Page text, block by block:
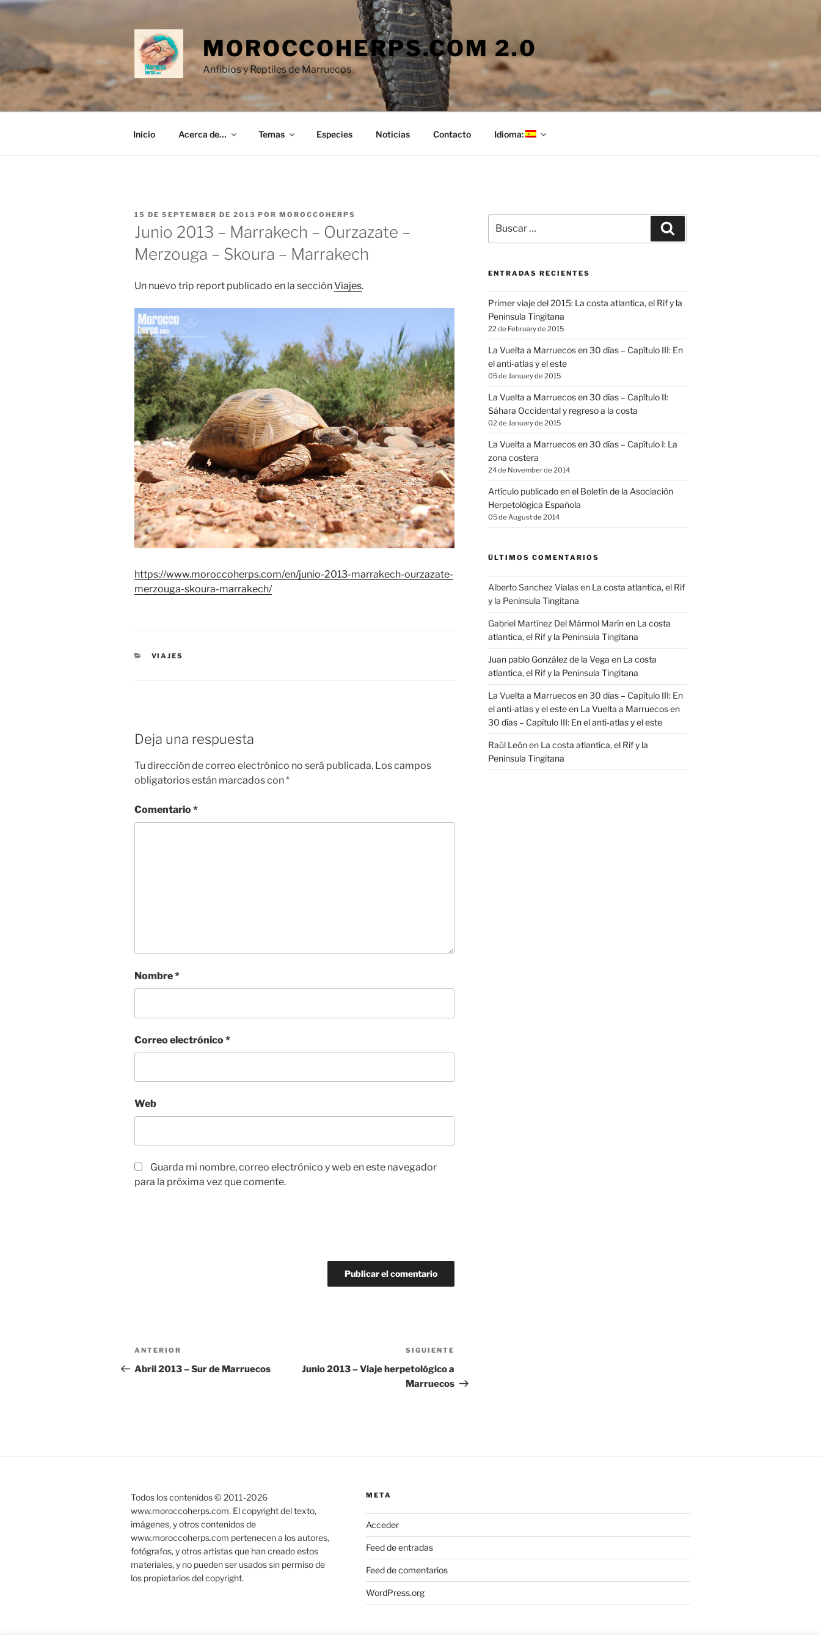
Saltar
contenido
MOROCCOHERPS.COM 2.0
Anfibios y Reptiles de Marruecos
Inicio Acerca de… Temas Especies Noticias Contacto Idioma:
PUBLICADO
EL
15 DE SEPTEMBER DE 2013 POR MOROCCOHERPS
Junio 2013 – Marrakech – Ourzazate –
Merzouga – Skoura – Marrakech
Un nuevo trip report publicado en la secciónViajes.
https://www.moroccoherps.com/en/junio-2013-marrakech-ourzazate-
merzouga-skoura-marrakech/
CATEGORÍAS
VIAJES
Deja una respuesta
Tu dirección de correo electrónico no será publicada. Los campos
obligatorios están marcados con*
Comentario*
Nombre*
Correo electrónico*
Web
Guarda mi nombre, correo electrónico y web en este navegador
para la próxima vez que comente.
Navegación
de
Entrada
anterior:
ANTERIOR
Abril 2013 – Sur de Marruecos
SIGUIENTE
Junio 2013 – Viaje herpetológico a
Marruecos
por:
ENTRADAS RECIENTES
Primer viaje del 2015: La costa atlantica, el Rif y la
Peninsula Tingitana
22 de February de 2015
La Vuelta a Marruecos en 30 días – Capítulo III: En
el anti-atlas y el este
05 de January de 2015
La Vuelta a Marruecos en 30 días – Capítulo II:
Sáhara Occidental y regreso a la costa
02 de January de 2015
La Vuelta a Marruecos en 30 días – Capítulo I: La
zona costera
24 de November de 2014
Artículo publicado en el Boletín de la Asociación
Herpetológica Española
05 de August de 2014
ÚLTIMOS COMENTARIOS
Alberto Sanchez Vialasen La costa atlantica, el Rif
y la Peninsula Tingitana
Gabriel Martínez Del Mármol Marínen La costa
atlantica, el Rif y la Peninsula Tingitana
Juan pablo González de la Vega en La costa
atlantica, el Rif y la Peninsula Tingitana
La Vuelta a Marruecos en 30 días – Capítulo III: En
el anti-atlas y el esteen La Vuelta a Marruecos en
30 días – Capítulo III: En el anti-atlas y el este
Raúl Leónen La costa atlantica, el Rif y la
Peninsula Tingitana
Todos los contenidos © 2011-2026
www.moroccoherps.com. El copyright del texto,
imágenes, y otros contenidos de
www.moroccoherps.com pertenecen a los autores,
fotógrafos, y otros artistas que han creado estos
materiales, y no pueden ser usados sin permiso de
los propietarios del copyright.
META
Acceder
Feed de entradas
Feed de comentarios
WordPress.org